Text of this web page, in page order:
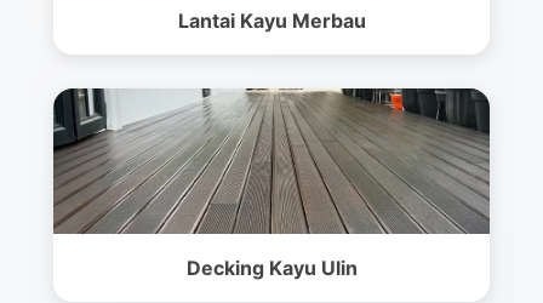
Lantai Kayu Merbau
Decking Kayu Ulin